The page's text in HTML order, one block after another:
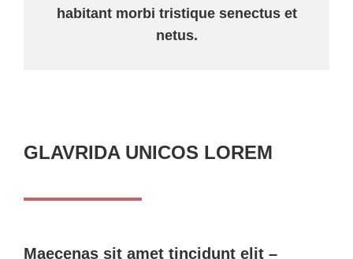
habitant morbi tristique senectus et
netus.
GLAVRIDA UNICOS LOREM
Maecenas sit amet tincidunt elit –